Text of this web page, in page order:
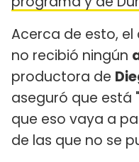
Acerca de esto,
no recibió ningún
productora de
aseguró que está "
que eso vaya a
de las que no se